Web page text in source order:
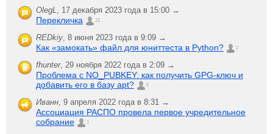
OlegL, 17 декабря 2023 года в 15:00 →
Перекличка 21
REDkiy, 8 июня 2023 года в 9:09 →
Как «замокать» файл для юниттеста в Python? 2
fhunter, 29 ноября 2022 года в 2:09 →
Проблема с NO_PUBKEY: как получить GPG-ключ и
добавить его в базу apt?
6
Иванн, 9 апреля 2022 года в 8:31 →
Ассоциация РАСПО провела первое учредительное
собрание
1